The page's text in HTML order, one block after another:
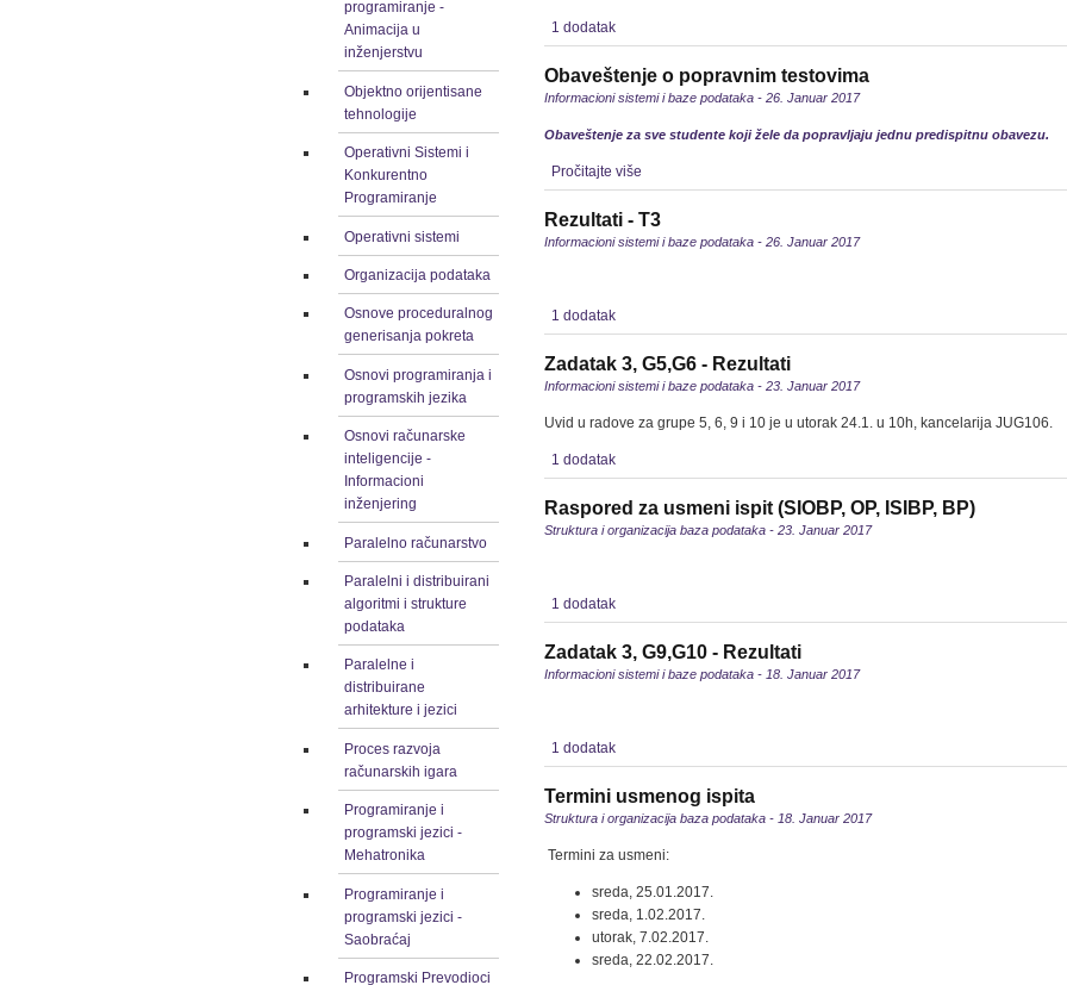
programiranje -
Animacija u
inženjerstvu
Objektno orijentisane
tehnologije
Operativni Sistemi i
Konkurentno
Programiranje
Operativni sistemi
Organizacija podataka
Osnove proceduralnog
generisanja pokreta
Osnovi programiranja i
programskih jezika
Osnovi računarske
inteligencije -
Informacioni
inženjering
Paralelno računarstvo
Paralelni i distribuirani
algoritmi i strukture
podataka
Paralelne i
distribuirane
arhitekture i jezici
Proces razvoja
računarskih igara
Programiranje i
programski jezici -
Mehatronika
Programiranje i
programski jezici -
Saobraćaj
Programski Prevodioci
1 dodatak
Obaveštenje o popravnim testovima
Informacioni sistemi i baze podataka - 26. Januar 2017
Obaveštenje za sve studente koji žele da popravljaju jednu predispitnu obavezu.
Pročitajte više
Rezultati - T3
Informacioni sistemi i baze podataka - 26. Januar 2017
1 dodatak
Zadatak 3, G5,G6 - Rezultati
Informacioni sistemi i baze podataka - 23. Januar 2017
Uvid u radove za grupe 5, 6, 9 i 10 je u utorak 24.1. u 10h, kancelarija JUG106.
1 dodatak
Raspored za usmeni ispit (SIOBP, OP, ISIBP, BP)
Struktura i organizacija baza podataka - 23. Januar 2017
1 dodatak
Zadatak 3, G9,G10 - Rezultati
Informacioni sistemi i baze podataka - 18. Januar 2017
1 dodatak
Termini usmenog ispita
Struktura i organizacija baza podataka - 18. Januar 2017
Termini za usmeni:
sreda, 25.01.2017.
sreda, 1.02.2017.
utorak, 7.02.2017.
sreda, 22.02.2017.